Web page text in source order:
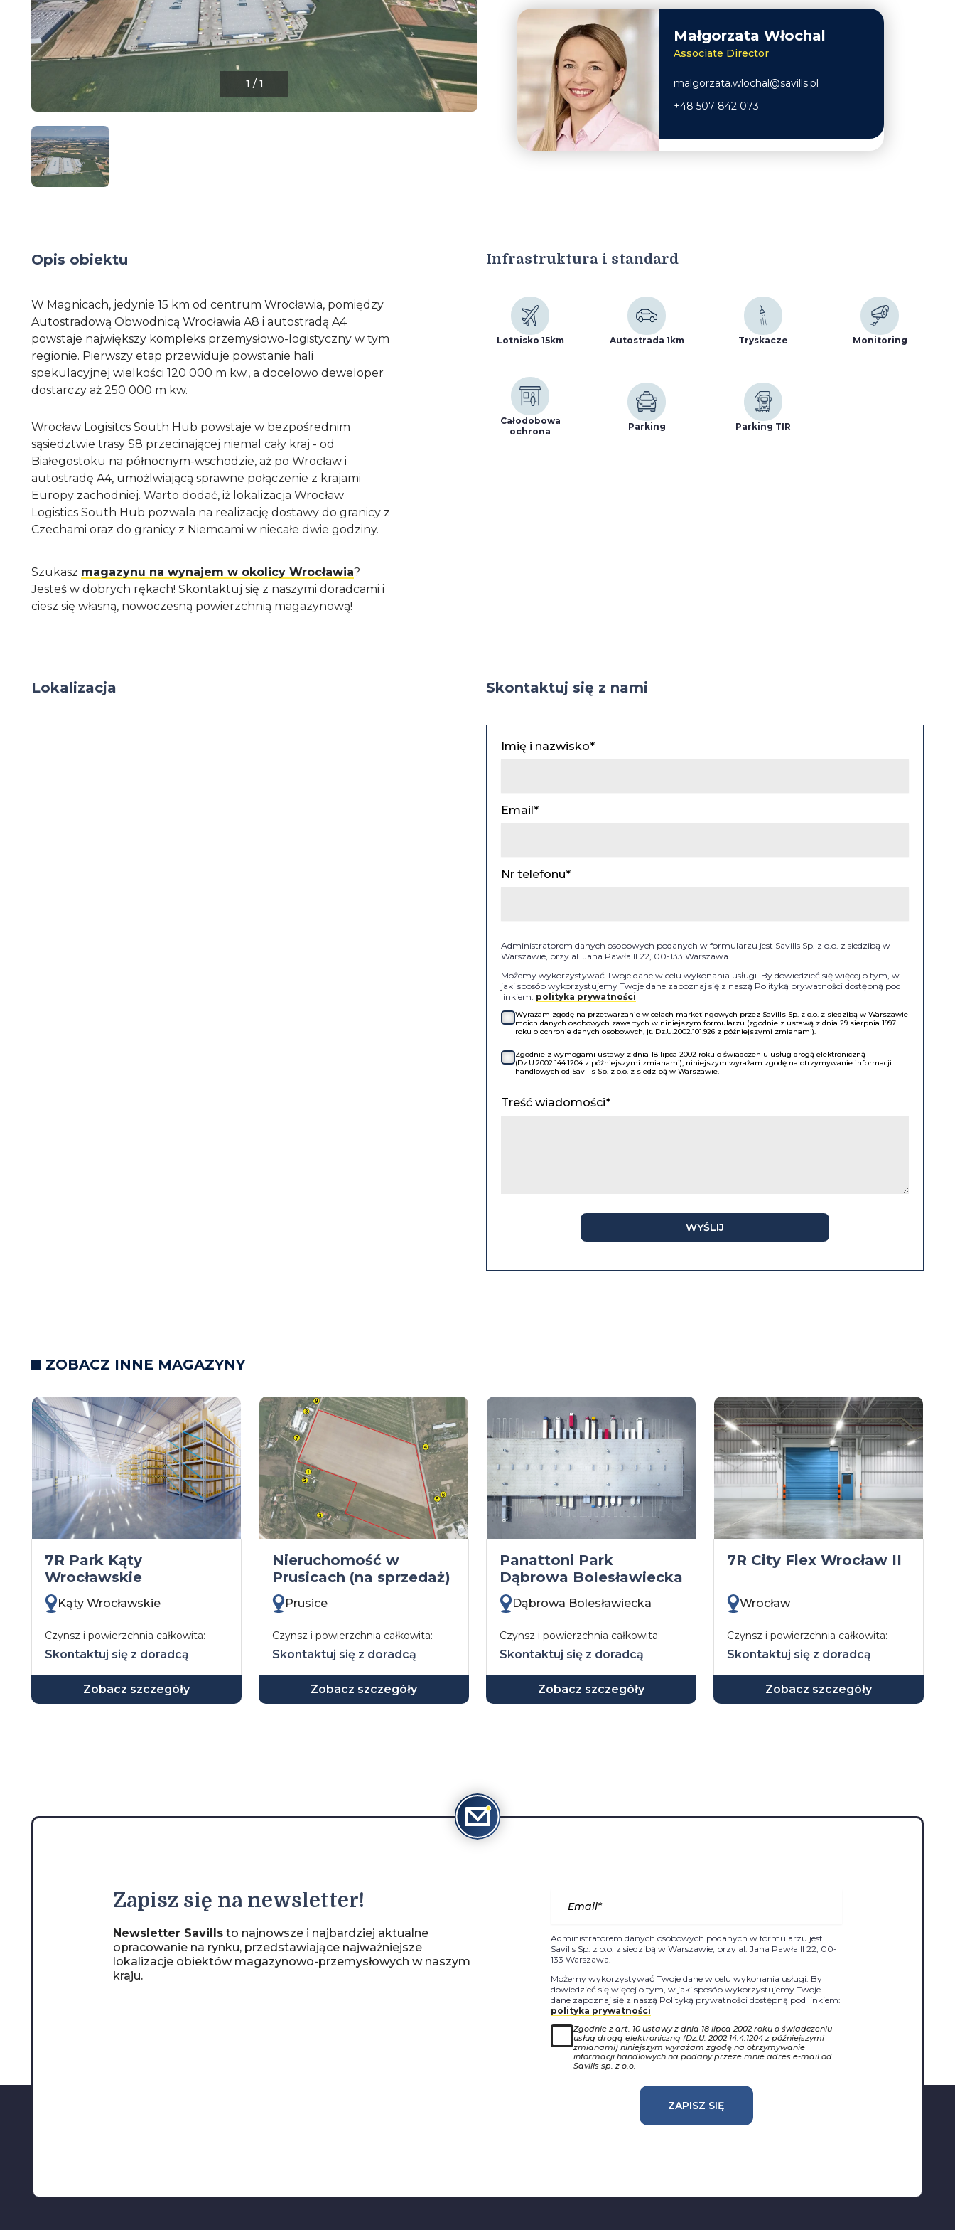
1 / 1
Małgorzata Włochal
Associate Director
malgorzata.wlochal@savills.pl
+48 507 842 073
Opis obiektu
W Magnicach, jedynie 15 km od centrum Wrocławia, pomiędzy
Autostradową Obwodnicą Wrocławia A8 i autostradą A4
powstaje największy kompleks przemysłowo-logistyczny w tym
regionie. Pierwszy etap przewiduje powstanie hali
spekulacyjnej wielkości 120 000 m kw., a docelowo deweloper
dostarczy aż 250 000 m kw.
Wrocław Logisitcs South Hub powstaje w bezpośrednim
sąsiedztwie trasy S8 przecinającej niemal cały kraj - od
Białegostoku na północnym-wschodzie, aż po Wrocław i
autostradę A4, umożlwiającą sprawne połączenie z krajami
Europy zachodniej. Warto dodać, iż lokalizacja Wrocław
Logistics South Hub pozwala na realizację dostawy do granicy z
Czechami oraz do granicy z Niemcami w niecałe dwie godziny.
Szukasz magazynu na wynajem w okolicy Wrocławia?
Jesteś w dobrych rękach! Skontaktuj się z naszymi doradcami i
ciesz się własną, nowoczesną powierzchnią magazynową!
Infrastruktura i standard
Lotnisko 15km Autostrada 1km Tryskacze Monitoring
Całodobowa
ochrona
Parking Parking TIR
Lokalizacja Skontaktuj się z nami
Imię i nazwisko*
Email*
Nr telefonu*
Administratorem danych osobowych podanych w formularzu jest Savills Sp. z o.o. z siedzibą w
Warszawie, przy al. Jana Pawła II 22, 00-133 Warszawa.
Możemy wykorzystywać Twoje dane w celu wykonania usługi. By dowiedzieć się więcej o tym, w
jaki sposób wykorzystujemy Twoje dane zapoznaj się z naszą Polityką prywatności dostępną pod
linkiem: polityka prywatności
Wyrażam zgodę na przetwarzanie w celach marketingowych przez Savills Sp. z o.o. z siedzibą w Warszawie
moich danych osobowych zawartych w niniejszym formularzu (zgodnie z ustawą z dnia 29 sierpnia 1997
roku o ochronie danych osobowych, jt. Dz.U.2002.101.926 z późniejszymi zmianami).
Zgodnie z wymogami ustawy z dnia 18 lipca 2002 roku o świadczeniu usług drogą elektroniczną
(Dz.U.2002.144.1204 z późniejszymi zmianami), niniejszym wyrażam zgodę na otrzymywanie informacji
handlowych od Savills Sp. z o.o. z siedzibą w Warszawie.
Treść wiadomości*
WYŚLIJ
ZOBACZ INNE MAGAZYNY
7R Park Kąty
Wrocławskie
Kąty Wrocławskie
Czynsz i powierzchnia całkowita:
Skontaktuj się z doradcą
Zobacz szczegóły
Nieruchomość w
Prusicach (na sprzedaż)
Prusice
Czynsz i powierzchnia całkowita:
Skontaktuj się z doradcą
Zobacz szczegóły
Panattoni Park
Dąbrowa Bolesławiecka
Dąbrowa Bolesławiecka
Czynsz i powierzchnia całkowita:
Skontaktuj się z doradcą
Zobacz szczegóły
7R City Flex Wrocław II
Wrocław
Czynsz i powierzchnia całkowita:
Skontaktuj się z doradcą
Zobacz szczegóły
Zapisz się na newsletter!
Newsletter Savills to najnowsze i najbardziej aktualne
opracowanie na rynku, przedstawiające najważniejsze
lokalizacje obiektów magazynowo-przemysłowych w naszym
kraju.
Administratorem danych osobowych podanych w formularzu jest
Savills Sp. z o.o. z siedzibą w Warszawie, przy al. Jana Pawła II 22, 00-
133 Warszawa.
Możemy wykorzystywać Twoje dane w celu wykonania usługi. By
dowiedzieć się więcej o tym, w jaki sposób wykorzystujemy Twoje
dane zapoznaj się z naszą Polityką prywatności dostępną pod linkiem:
polityka prywatności
Zgodnie z art. 10 ustawy z dnia 18 lipca 2002 roku o świadczeniu
usług drogą elektroniczną (Dz.U. 2002 14.4.1204 z późniejszymi
zmianami) niniejszym wyrażam zgodę na otrzymywanie
informacji handlowych na podany przeze mnie adres e-mail od
Savills sp. z o.o.
ZAPISZ SIĘ